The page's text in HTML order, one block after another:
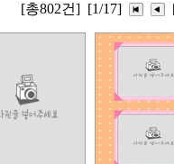
[총802건] [1/17]